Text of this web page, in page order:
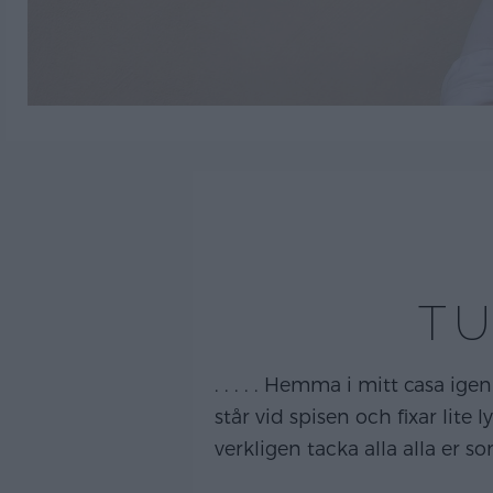
. . . . . Hemma i mitt casa
står vid spisen och fixar lite
verkligen tacka alla alla er